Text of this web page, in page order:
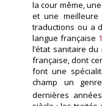
la cour même,
et une meilleure
traductions ou a
langue française
l’état sanitaire
française, dont
font une
champ un
dernières